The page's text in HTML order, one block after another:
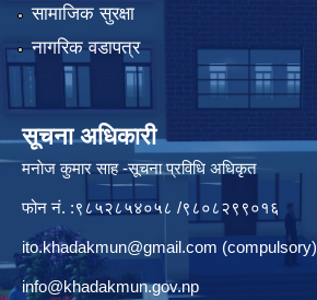
सामाजिक सुरक्षा
नागरिक वडापत्र
सूचना अधिकारी
मनाेज कुमार साह -सूचना प्रविधि अधिकृत
फोन नं. :९८५२८५४०५८ /९८०८२९९०१६
ito.khadakmun@gmail.com (compulsory)
info@khadakmun.gov.np